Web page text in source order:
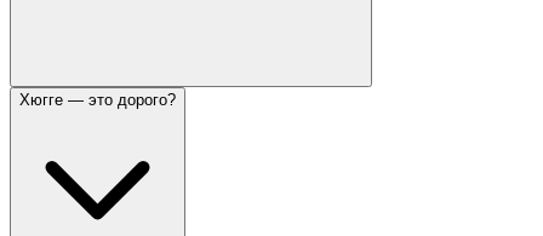
Хюгге — это дорого?